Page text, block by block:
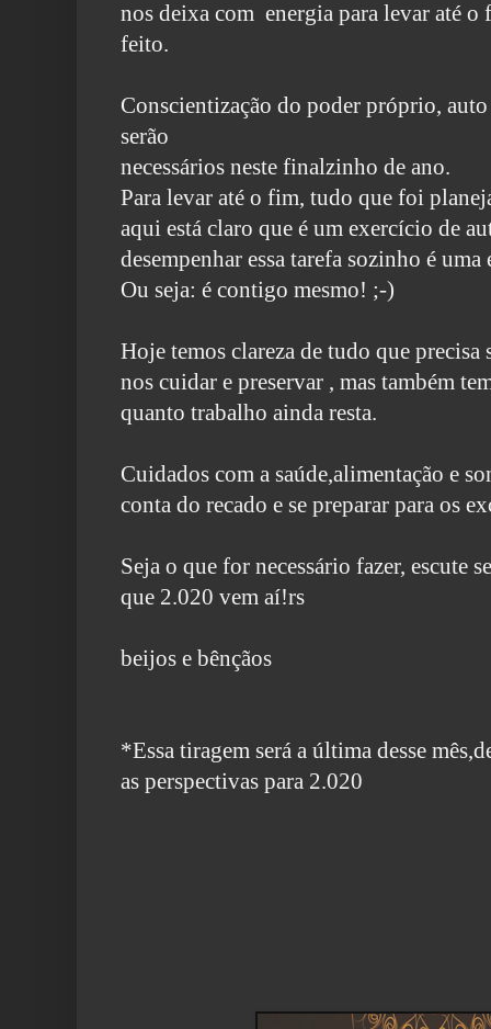
nos deixa com energia para levar até
feito.
Conscientização do poder próprio,
serão
necessários neste finalzinho de ano.
Para levar até o fim, tudo que foi
aqui está claro que é um exercício de
desempenhar essa tarefa sozinho é
Ou seja: é contigo mesmo! ;-)
Hoje temos clareza de tudo que precisa
nos cuidar e preservar , mas também
quanto trabalho ainda resta.
Cuidados com a saúde,alimentação e
conta do recado e se preparar para os
Seja o que for necessário fazer, escute
que 2.020 vem aí!rs
beijos e bênçãos
*Essa tiragem será a última desse
as perspectivas para 2.020